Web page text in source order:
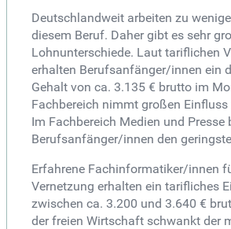
Deutschlandweit arbeiten zu
diesem Beruf. Daher gibt es sehr
Lohnunterschiede. Laut tariflichen
erhalten Berufsanfänger/innen ein
Gehalt von ca. 3.135 € brutto im
Fachbereich nimmt großen
Im Fachbereich Medien und Presse
Berufsanfänger/innen den
Erfahrene Fachinformatiker/innen
Vernetzung erhalten ein tarifliches
zwischen ca. 3.200 und 3.640 €
der freien Wirtschaft schwankt der